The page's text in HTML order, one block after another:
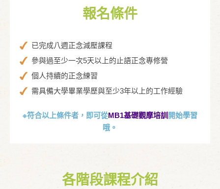
報名條件
已完成八週正念減壓課程
參與過至少一次5天以上的止語正念專修營
個人持續的正念練習
需具備大學畢業學歷與至少3年以上的工作經驗
※符合以上條件者，即可從MB1基礎觀摩培訓 開始學習
哦。
各階段課程介紹